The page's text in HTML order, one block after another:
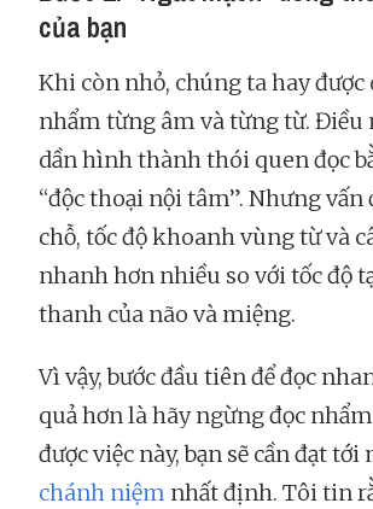
của bạn
Khi còn nhỏ, chúng ta hay được
nhẩm từng âm và từng từ. Điều
dần hình thành thói quen đọc
“độc thoại nội tâm”. Nhưng vấn
chỗ, tốc độ khoanh vùng từ và
nhanh hơn nhiều so với tốc độ
thanh của não và miệng.
Vì vậy, bước đầu tiên để đọc
quả hơn là hãy ngừng đọc
được việc này, bạn sẽ cần đạt
chánh niệm nhất định. Tôi tin